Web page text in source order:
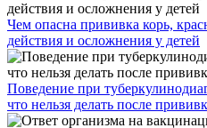
Чем опасна прививка корь,
действия и осложнения у детей
Поведение при
что нельзя делать после